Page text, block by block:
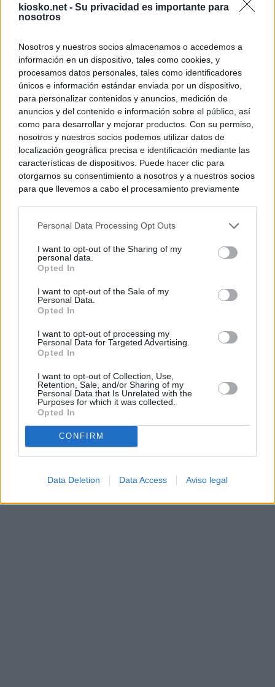
kiosko.net - Su privacidad es importante para
nosotros
Nosotros y nuestros socios almacenamos o accedemos a
información en un dispositivo, tales como cookies, y
procesamos datos personales, tales como identificadores
únicos e información estándar enviada por un dispositivo,
para personalizar contenidos y anuncios, medición de
anuncios y del contenido e información sobre el público, así
como para desarrollar y mejorar productos. Con su permiso,
nosotros y nuestros socios podemos utilizar datos de
localización geográfica precisa e identificación mediante las
características de dispositivos. Puede hacer clic para
otorgarnos su consentimiento a nosotros y a nuestros socios
para que llevemos a cabo el procesamiento previamente
negar su consentimiento. Tenga en cuenta que algún
de su consentimiento, pero usted tiene el derecho de
rechazar tal procesamiento. Sus preferencias se aplicarán
cualquier momento entrando de nuevo en este sitio web o
visitando nuestra política de privacidad.
Personal Data Processing Opt Outs
I want to opt-out of the Sharing of my
personal data.
Opted In
I want to opt-out of the Sale of my
Personal Data.
Opted In
I want to opt-out of processing my
Personal Data for Targeted Advertising.
Opted In
I want to opt-out of Collection, Use,
Retention, Sale, and/or Sharing of my
Personal Data that Is Unrelated with the
Purposes for which it was collected.
Opted In
CONFIRM
Data Deletion Data Access Aviso legal
© Kiosko.net Terms and Conditions Privacy and Cookies